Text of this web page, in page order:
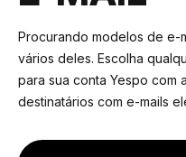
Procurando modelos de e-
vários deles. Escolha
para sua conta Yespo com
destinatários com e-mails